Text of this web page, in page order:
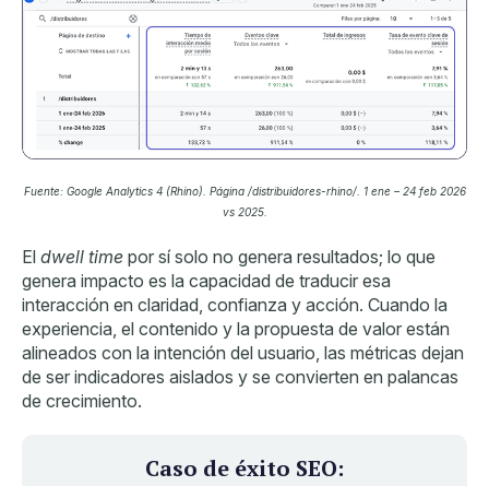
Fuente: Google Analytics 4 (Rhino). Página /distribuidores-rhino/. 1 ene – 24 feb 2026
vs 2025.
El dwell time por sí solo no genera resultados; lo que
genera impacto es la capacidad de traducir esa
interacción en claridad, confianza y acción. Cuando la
experiencia, el contenido y la propuesta de valor están
alineados con la intención del usuario, las métricas dejan
de ser indicadores aislados y se convierten en palancas
de crecimiento.
Caso de éxito SEO: